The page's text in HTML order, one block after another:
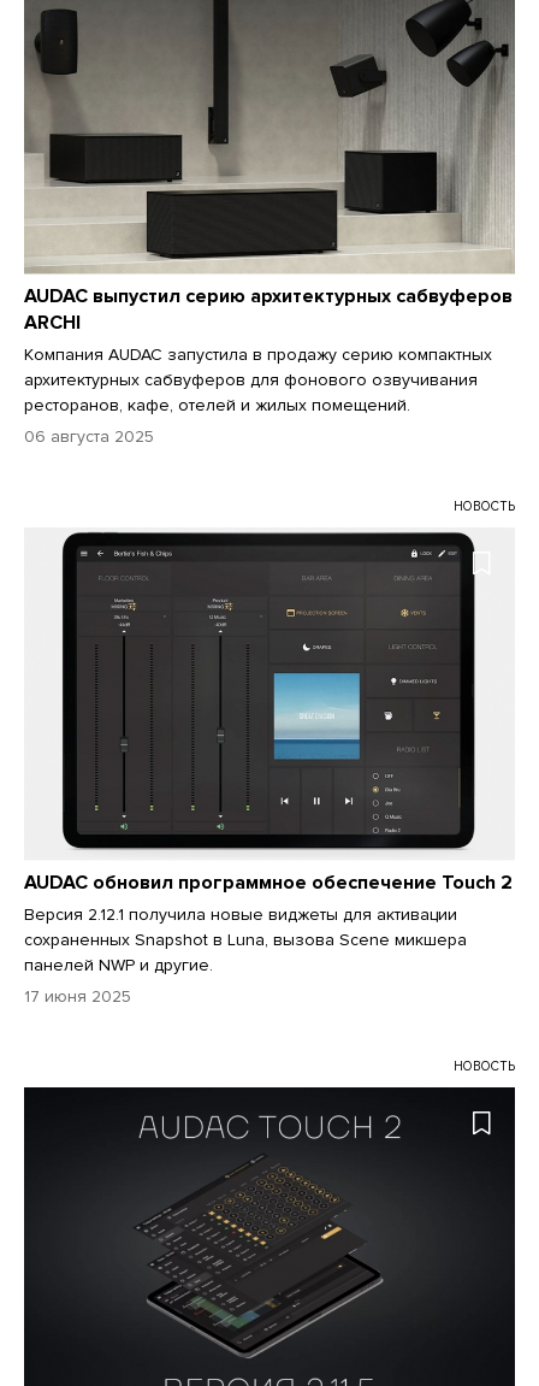
AUDAC выпустил серию архитектурных сабвуферов
ARCHI
Компания AUDAC запустила в продажу серию компактных
архитектурных сабвуферов для фонового озвучивания
ресторанов, кафе, отелей и жилых помещений.
06 августа 2025
НОВОСТЬ
AUDAC обновил программное обеспечение Touch 2
Версия 2.12.1 получила новые виджеты для активации
сохраненных Snapshot в Luna, вызова Scene микшера
панелей NWP и другие.
17 июня 2025
НОВОСТЬ